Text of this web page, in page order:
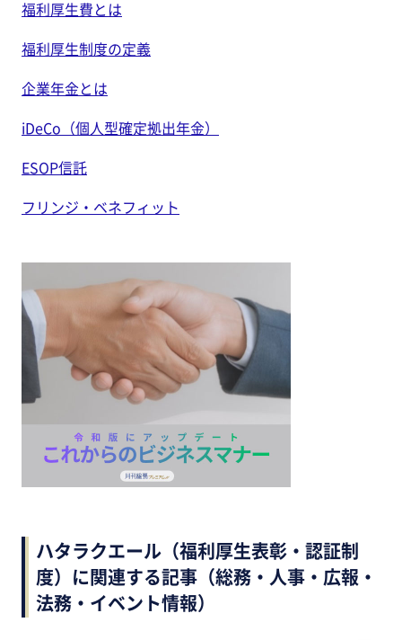
福利厚生費とは
福利厚生制度の定義
企業年金とは
iDeCo（個人型確定拠出年金）
ESOP信託
フリンジ・ベネフィット
ハタラクエール（福利厚生表彰・認証制
度）に関連する記事（総務・人事・広報・
法務・イベント情報）